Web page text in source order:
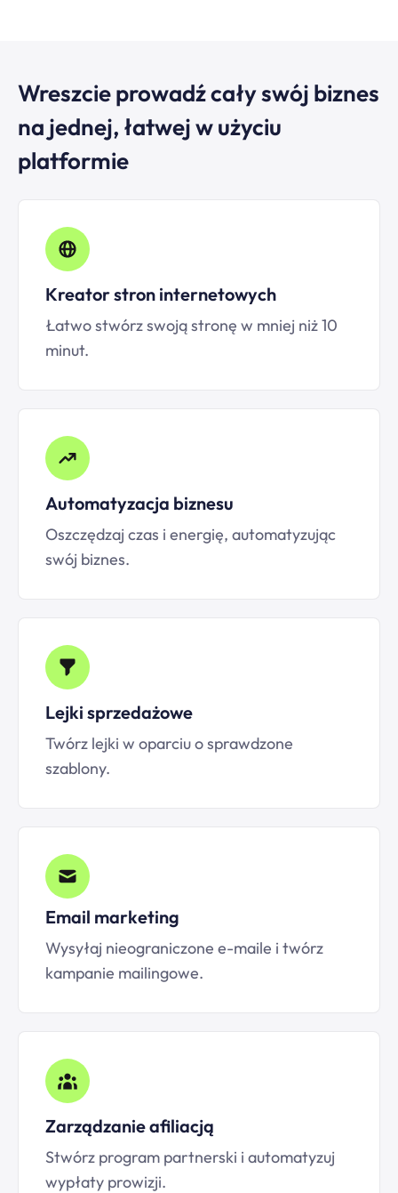
Wreszcie prowadź cały swój biznes
na jednej, łatwej w użyciu
platformie
Kreator stron internetowych
Łatwo stwórz swoją stronę w mniej niż 10
minut.
Automatyzacja biznesu
Oszczędzaj czas i energię, automatyzując
swój biznes.
Lejki sprzedażowe
Twórz lejki w oparciu o sprawdzone
szablony.
Email marketing
Wysyłaj nieograniczone e-maile i twórz
kampanie mailingowe.
Zarządzanie afiliacją
Stwórz program partnerski i automatyzuj
wypłaty prowizji.